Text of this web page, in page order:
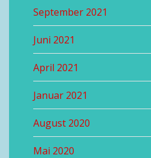
September 2021
Juni 2021
April 2021
Januar 2021
August 2020
Mai 2020